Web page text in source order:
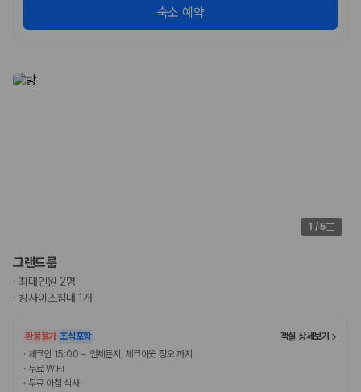
숙소 예약
1 /5
그랜드룸
· 최대인원 2명
·킹사이즈침대 1개
환불불가 조식포함
객실 상세보기
· 체크인 15:00 ~ 언제든지, 체크아웃 정오 까지
· 무료 WiFi
· 무료 아침 식사